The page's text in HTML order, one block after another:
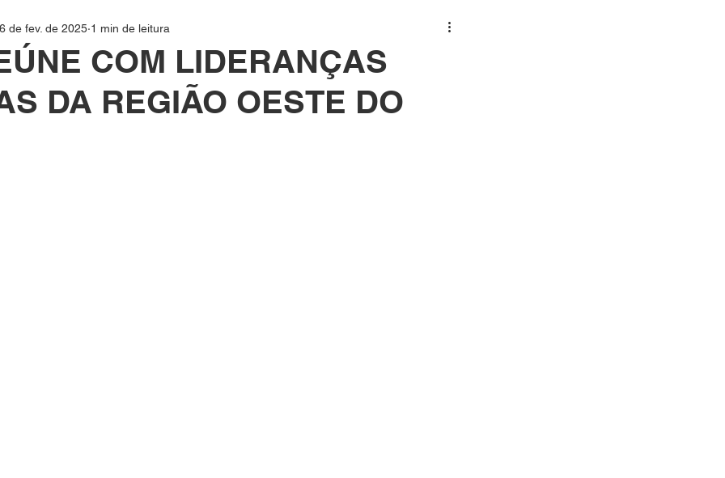
COM LIDERANÇAS
DA REGIÃO OESTE DO
6 de fev. de 2025 1 min de leitura